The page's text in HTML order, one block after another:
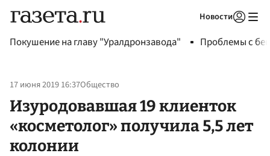
Новости
Покушение на главу "Уралдронзавода" Проблемы с
17 июня 2019 16:37Общество
Изуродовавшая 19 клиенток
«косметолог» получила 5,5 лет
колонии